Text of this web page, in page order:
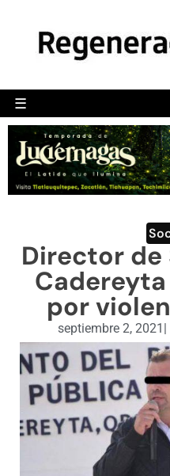
☰
Director de
por
septiembre 2, 2021 |